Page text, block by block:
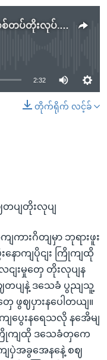
ကျိုက်ထိုမြို့နယ်ထဲ နယ်မြေရှင်းမှု စစ်တပ်တိုးလုပ်.mp3
available
2:32
တိုက်ရိုက် လင့်ခ်
တပျတိုးလုပျ
ျကားဂိတျမှာ ဘုရားဖူး
ောကျပိုငျး ကြိုကျထို
ငျးမှုတှေ တိုးလုပျန
တပျနဲ့ ဒသေခံ ပွညျသူ့
ဖွဈပှားနပေါတယျ။
ပွေးနရေသလို နအေိမျ
ြိုကျထို ဒသေခံတှကေ
ပှဲအခွအေနနေဲ့ စဈ